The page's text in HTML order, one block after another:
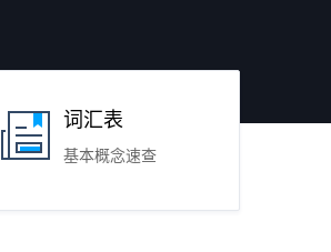
词汇表
基本概念速查